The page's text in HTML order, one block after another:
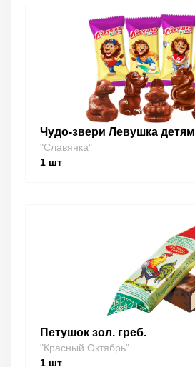
Чудо-звери Левушка детям
"Славянка"
1 шт
Петушок зол. греб.
"Красный Октябрь"
1 шт